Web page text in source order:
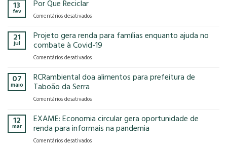
13
fev
Por Que Reciclar
Comentários desativadosem
Que
Reciclar
21
jul
Projeto gera renda para famílias enquanto ajuda no
combate à Covid-19
Comentários desativadosem
gera
famílias
ajuda
no
à
07
maio
RCRambiental doa alimentos para prefeitura de
Taboão da Serra
Comentários desativadosem
doa
alimentos
para
prefeitura
12
mar
EXAME: Economia circular gera oportunidade de
renda para informais na pandemia
Comentários desativadosem